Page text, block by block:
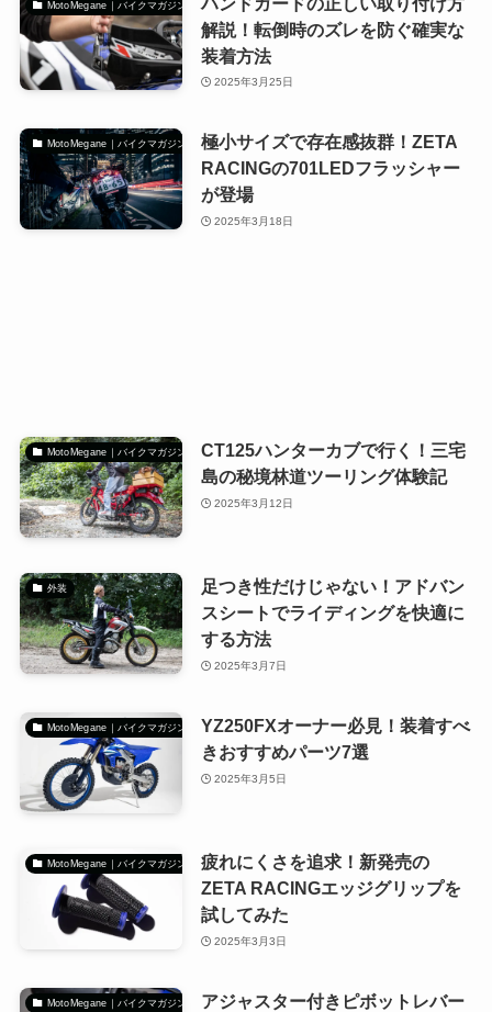
MotoMegane｜バイクマガジン
解説！転倒時のズレを防ぐ確実な
装着方法
2025年3月25日
MotoMegane｜バイクマガジン
極小サイズで存在感抜群！ZETA
RACINGの701LEDフラッシャー
が登場
2025年3月18日
MotoMegane｜バイクマガジン
CT125ハンターカブで行く！三宅
島の秘境林道ツーリング体験記
2025年3月12日
外装
足つき性だけじゃない！アドバン
スシートでライディングを快適に
する方法
2025年3月7日
MotoMegane｜バイクマガジン
YZ250FXオーナー必見！装着すべ
きおすすめパーツ7選
2025年3月5日
MotoMegane｜バイクマガジン
疲れにくさを追求！新発売の
ZETA RACINGエッジグリップを
試してみた
2025年3月3日
MotoMegane｜バイクマガジン
アジャスター付きピボットレバー